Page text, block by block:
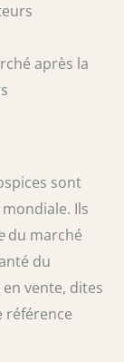
après la
sont
Ils
du marché
du
vente, dites
référence